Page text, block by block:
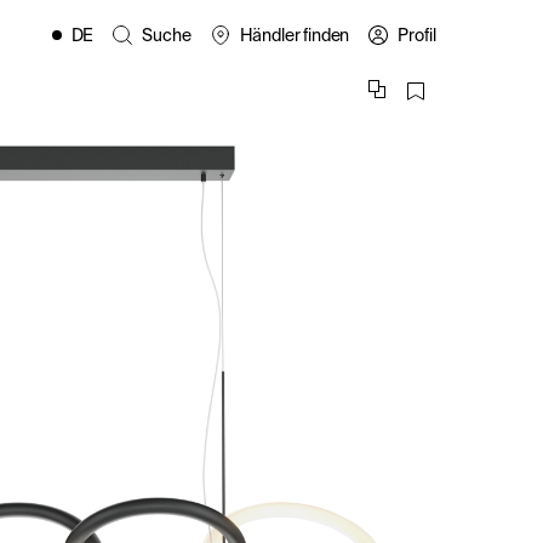
IT
DE Suche Händler finden Profil